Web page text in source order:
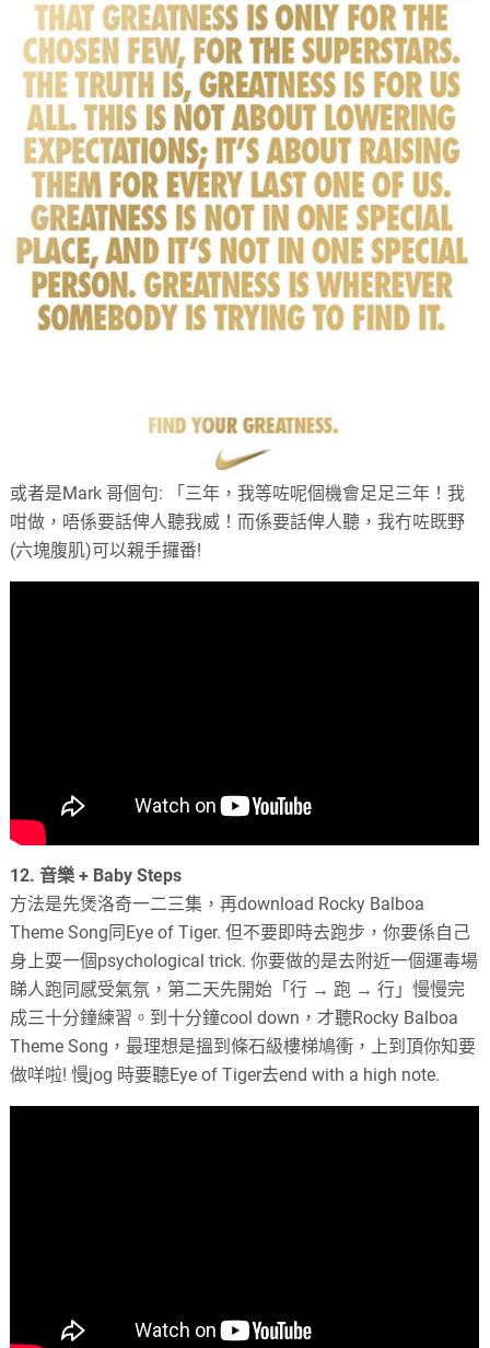
或者是Mark 哥個句:
「三年，我等咗呢個機會足足三年！我
咁做，唔係要話俾人聽我威！而係要話俾人聽，我冇咗既野
(六塊腹肌)可以親手攞番!
12. 音樂+ Baby Steps
方法是先煲洛奇一二三集，再download Rocky Balboa
Theme Song 同 Eye of Tiger.但不要即時去跑步，你要係自己
身上耍一個 psychological trick.你要做的是去附近一個運毒場
睇人跑同感受氣氛，第二天先開始「行 → 跑 → 行」慢慢完
成三十分鐘練習。到十分鐘cool down ，才聽Rocky Balboa
Theme Song ，最理想是搵到條石級樓梯鳩衝，上到頂你知要
做咩啦!慢jog 時要聽Eye of Tiger去end with a high note.